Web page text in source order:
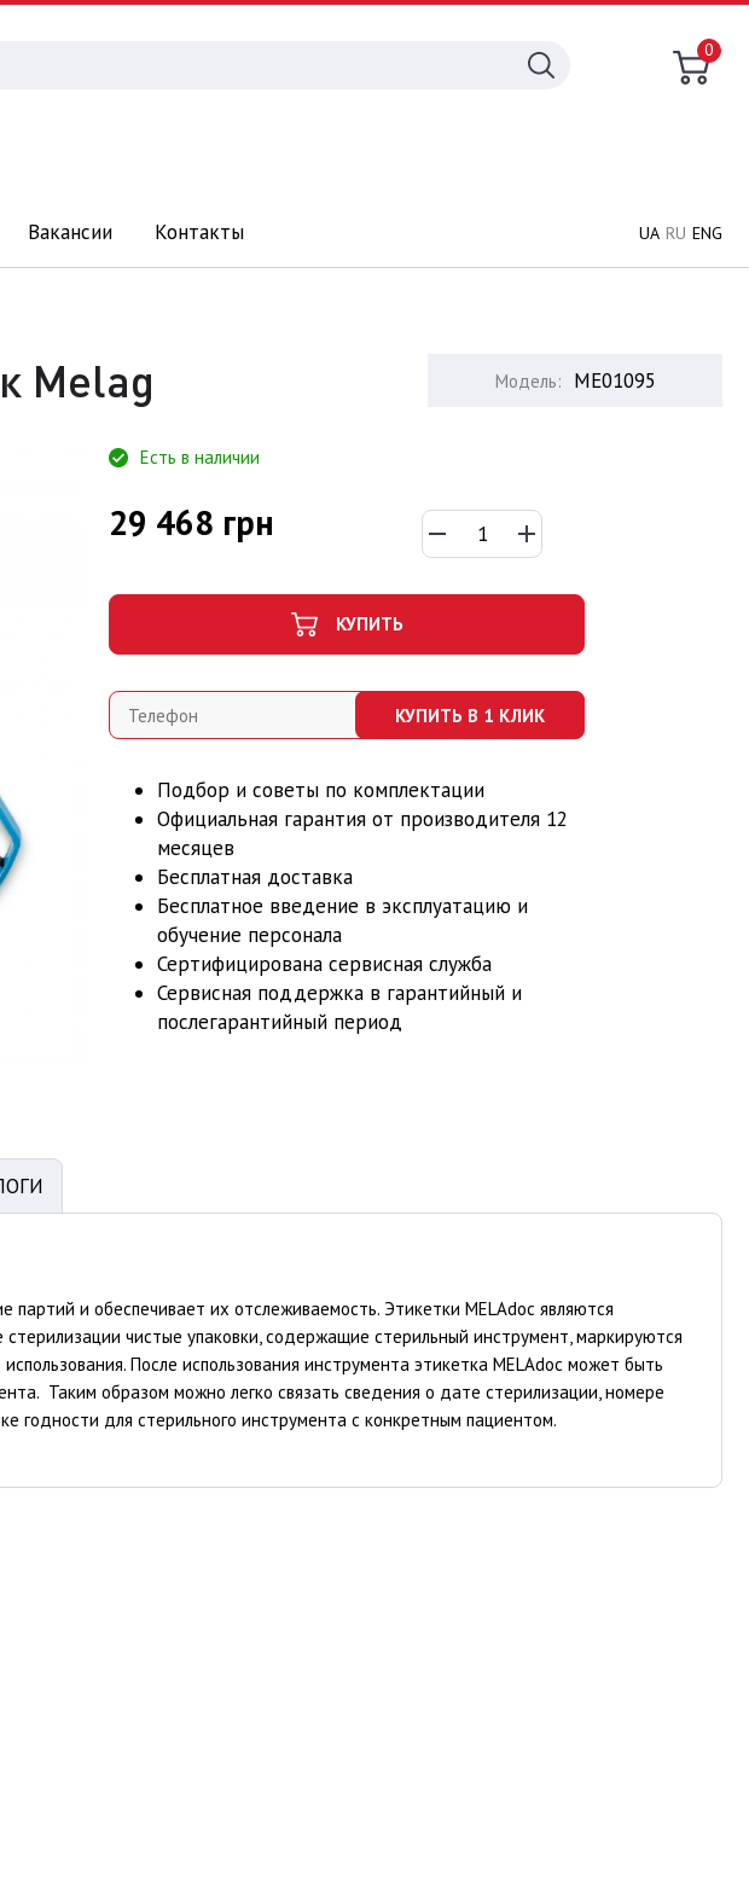
0
Вакансии Контакты UA RU ENG
Melag Модель: ME01095
Есть в наличии
29 468 грн
КУПИТЬ
КУПИТЬ В 1 КЛИК
Подбор и советы по комплектации
Официальная гарантия от производителя 12
месяцев
Бесплатная доставка
Бесплатное введение в эксплуатацию и
обучение персонала
Сертифицирована сервисная служба
Сервисная поддержка в гарантийный и
послегарантийный период
и обеспечивает их отслеживаемость. Этикетки MELAdoc являются
чистые упаковки, содержащие стерильный инструмент, маркируются
После использования инструмента этикетка MELAdoc может быть
Таким образом можно легко связать сведения о дате стерилизации, номере
годности для стерильного инструмента с конкретным пациентом.